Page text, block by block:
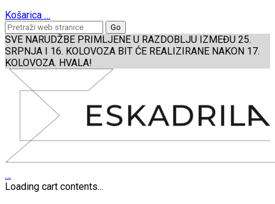
Košarica …
SVE NARUDŽBE PRIMLJENE U RAZDOBLJU IZMEĐU 25.
SRPNJA I 16. KOLOVOZA BIT ĆE REALIZIRANE NAKON 17.
KOLOVOZA. HVALA!
…
Loading cart contents...